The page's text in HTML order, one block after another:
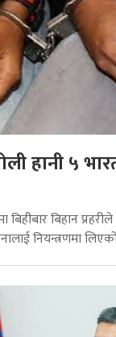
हानी ५
बिहीबार बिहान
नियन्त्रणमा